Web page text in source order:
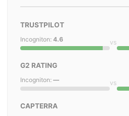
TRUSTPILOT
Incogniton: 4.6 vs
G2 RATING
Incogniton: — vs
CAPTERRA